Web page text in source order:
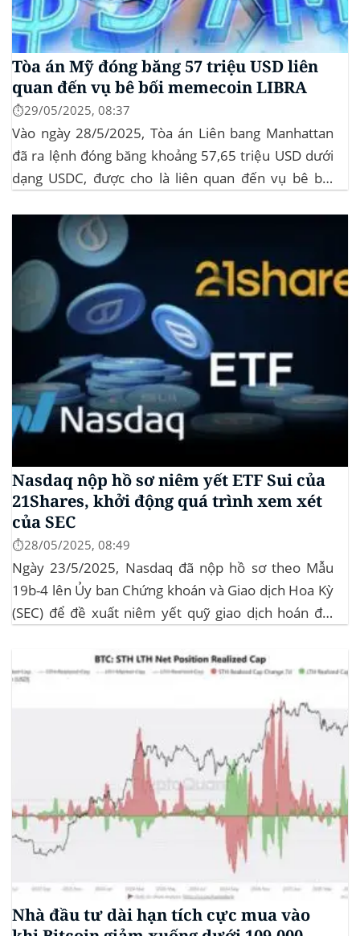
Tòa án Mỹ đóng băng 57 triệu USD liên
quan đến vụ bê bối memecoin LIBRA
⏱️29/05/2025, 08:37
Vào ngày 28/5/2025, Tòa án Liên bang Manhattan
đã ra lệnh đóng băng khoảng 57,65 triệu USD dưới
dạng USDC, được cho là liên quan đến vụ bê bối
tập thể do Burwick Law đại diện, cáo buộc các công
Nasdaq nộp hồ sơ niêm yết ETF Sui của
21Shares, khởi động quá trình xem xét
của SEC
⏱️28/05/2025, 08:49
Ngày 23/5/2025, Nasdaq đã nộp hồ sơ theo Mẫu
19b-4 lên Ủy ban Chứng khoán và Giao dịch Hoa Kỳ
(SEC) để đề xuất niêm yết quỹ giao dịch hoán đổi
trình xem xét chính thức của SEC đối với...
Nhà đầu tư dài hạn tích cực mua vào